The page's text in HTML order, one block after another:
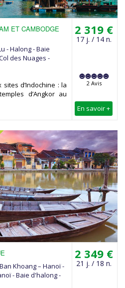
2 319 €
17 j. / 14 n.
2 Avis
En savoir +
ET CAMBODGE
- Halong - Baie
des Nuages -
d’Indochine : la
d’Angkor au
2 349 €
21 j. / 18 n.
Khoang – Hanoï -
- Baie d'halong -